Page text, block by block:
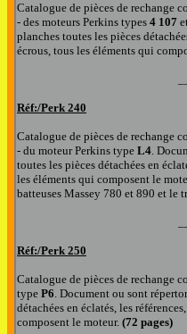
Catalogue de pièces de rechange
- des moteurs Perkins types 4 107 e
planches toutes les pièces
écrous, tous les éléments qui
Réf:/Perk 240
Catalogue de pièces de rechange
- du moteur Perkins type L4.
toutes les pièces détachées en
les éléments qui composent le
batteuses Massey 780 et 890 et le
Réf:/Perk 250
Catalogue de pièces de rechange
type P6. Document ou sont
détachées en éclatés, les
composent le moteur. (72 pages)